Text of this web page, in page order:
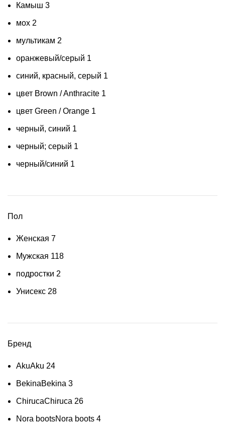
Камыш 3
мох 2
мультикам 2
оранжевый/серый 1
синий, красный, серый 1
цвет Brown / Anthracite 1
цвет Green / Orange 1
черный, синий 1
черный; серый 1
черный/синий 1
Пол
Женская 7
Мужская 118
подростки 2
Унисекс 28
Бренд
AkuAku 24
BekinaBekina 3
ChirucaChiruca 26
Nora bootsNora boots 4